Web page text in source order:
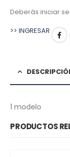
Deberás iniciar
>> INGRESAR
1 modelo
PRODUCTOS